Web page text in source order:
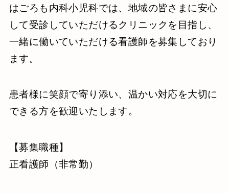
はごろも内科小児科では、地域の皆さまに安心
して受診していただけるクリニックを目指し、
一緒に働いていただける看護師を募集しており
ます。
患者様に笑顔で寄り添い、温かい対応を大切に
できる方を歓迎いたします。
【募集職種】
正看護師（非常勤）